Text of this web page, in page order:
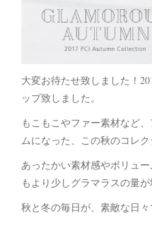
大変お待たせ致しました！
ップ致しました。
もこもこやファー素材など
ムになった、この秋のコレク
あったかい素材感やボリュ
もより少しグラマラスの量が
秋と冬の毎日が、素敵な日々